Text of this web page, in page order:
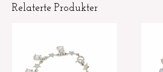
Relaterte Produkter